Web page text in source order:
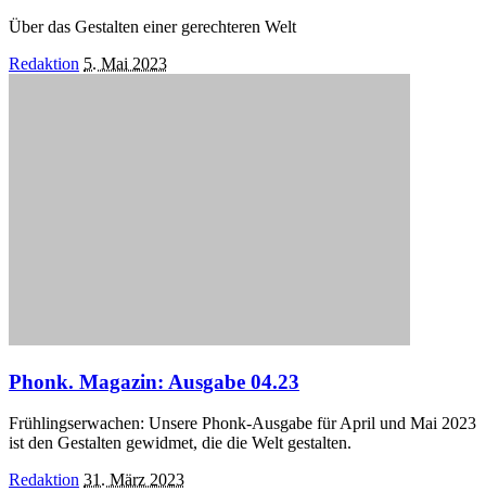
Über das Gestalten einer gerechteren Welt
Posted
Redaktion 5. Mai 2023
Phonk. Magazin: Ausgabe 04.23
Frühlingserwachen: Unsere Phonk-Ausgabe für April und Mai 2023
ist den Gestalten gewidmet, die die Welt gestalten.
Posted
Redaktion 31. März 2023